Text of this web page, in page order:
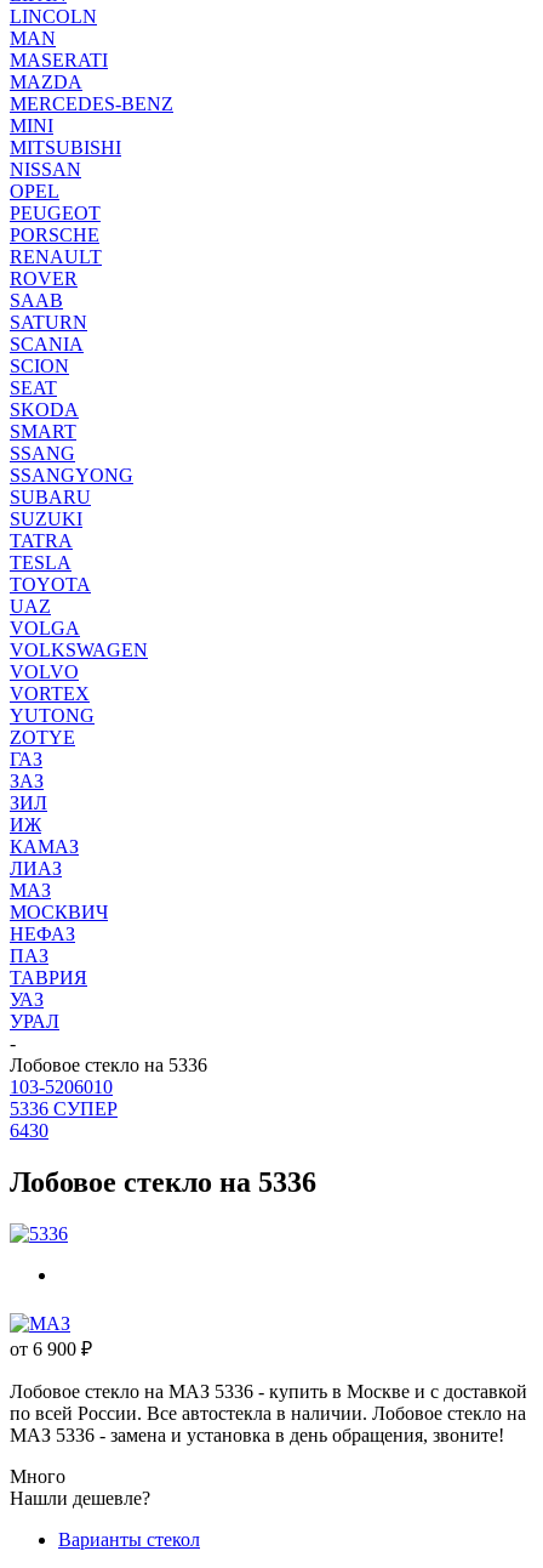
LINCOLN
MAN
MASERATI
MAZDA
MERCEDES-BENZ
MINI
MITSUBISHI
NISSAN
OPEL
PEUGEOT
PORSCHE
RENAULT
ROVER
SAAB
SATURN
SCANIA
SCION
SEAT
SKODA
SMART
SSANG
SSANGYONG
SUBARU
SUZUKI
TATRA
TESLA
TOYOTA
UAZ
VOLGA
VOLKSWAGEN
VOLVO
VORTEX
YUTONG
ZOTYE
ГАЗ
ЗАЗ
ЗИЛ
ИЖ
КАМАЗ
ЛИАЗ
МАЗ
МОСКВИЧ
НЕФАЗ
ПАЗ
ТАВРИЯ
УАЗ
УРАЛ
-
Лобовое стекло на 5336
103-5206010
5336 СУПЕР
6430
Лобовое стекло на 5336
от 6 900 ₽
Лобовое стекло на МАЗ 5336 - купить в Москве и с доставкой
по всей России. Все автостекла в наличии. Лобовое стекло на
МАЗ 5336 - замена и установка в день обращения, звоните!
Много
Нашли дешевле?
Варианты стекол